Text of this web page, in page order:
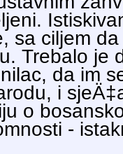
sa ciljem
Trebalo je
da im
i
o
-